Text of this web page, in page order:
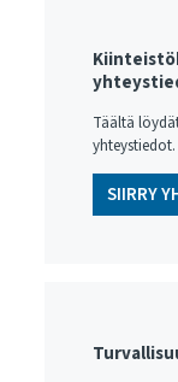
Täältä
yhteystiedot.
SIIRRY